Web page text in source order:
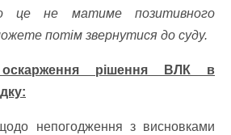
це не матиме позитивного
потім звернутися до суду.
рішення ВЛК в
непогодження з висновками